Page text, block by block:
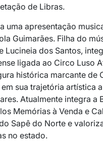
de Libras.
uma apresentação
Guimarães. Filha do
Lucineia dos Santos,
ligada ao Circo Luso
histórica marcante de
sua trajetória artística
Atualmente integra a
Memórias à Venda e
Sapê do Norte e
no estado.